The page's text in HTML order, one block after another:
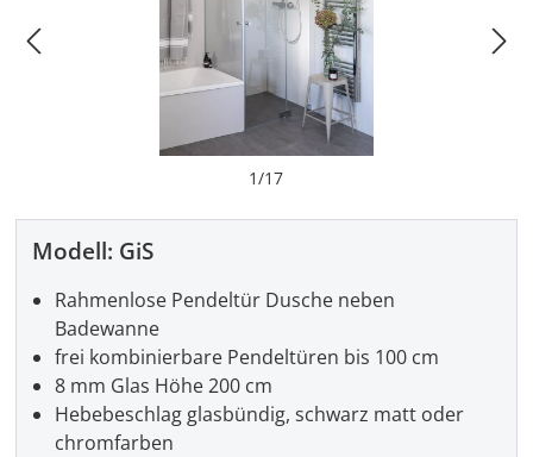
1/17
Modell: GiS
Rahmenlose Pendeltür Dusche neben
Badewanne
frei kombinierbare Pendeltüren bis 100 cm
8 mm Glas Höhe 200 cm
Hebebeschlag glasbündig, schwarz matt oder
chromfarben